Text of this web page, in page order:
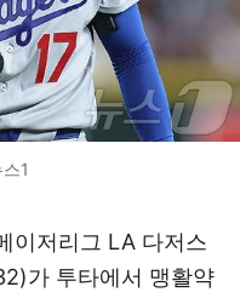
1
이저리그 LA 다저스
가 투타에서 맹활약